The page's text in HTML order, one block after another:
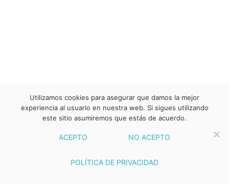
Utilizamos cookies para asegurar que damos la mejor
experiencia al usuario en nuestra web. Si sigues utilizando
este sitio asumiremos que estás de acuerdo.
ACEPTO NO ACEPTO
POLÍTICA DE PRIVACIDAD